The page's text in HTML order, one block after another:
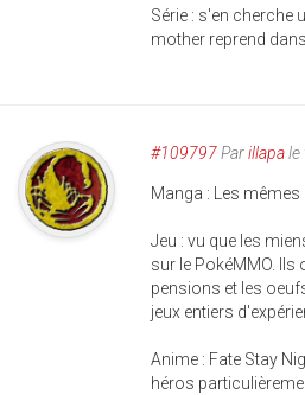
Série : s'en cherche
mother reprend
#109797Parillapale
Manga : Les mêmes
Jeu : vu que les
sur le PokéMMO. Ils
pensions et les
jeux entiers
Anime : Fate Stay
héros